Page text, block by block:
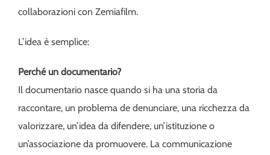
collaborazioni con Zemiafilm.
L’idea è semplice:
Perché un documentario?
Il documentario nasce quando si ha una storia da
raccontare, un problema de denunciare, una ricchezza da
valorizzare, un’idea da difendere, un’istituzione o
un’associazione da promuovere. La communicazione